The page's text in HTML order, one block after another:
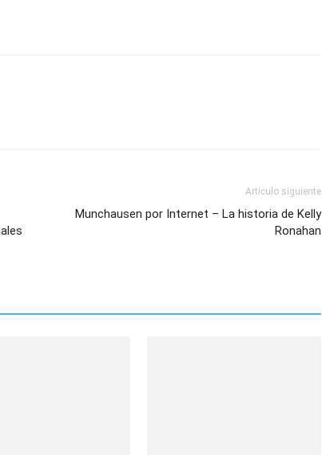
Artículo siguiente
Munchausen por Internet – La historia de Kelly
Ronahan